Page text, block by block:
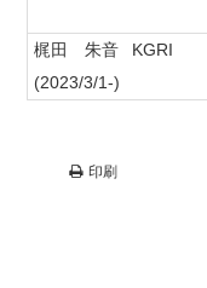
梶田 朱音
(2023/3/1-)
KGRI
印刷